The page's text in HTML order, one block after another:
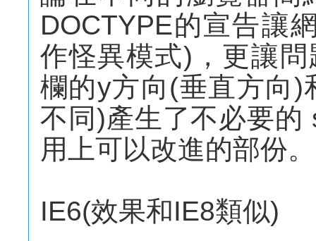
DOCTYPE的宣告讓
作怪異模式)，更讓
欄的y方向(垂直方向)
不同)產生了不必要的
用上可以改進的部份。
IE6(效果和IE8類似)